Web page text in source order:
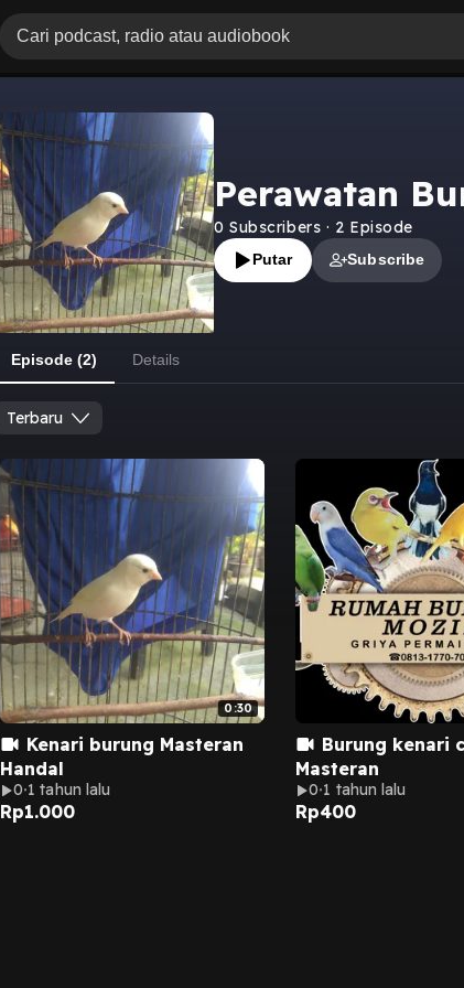
Perawatan
0 Subscribers · 2 Episode
Putar Subscribe
Episode (2) Details
Terbaru
0:30
Kenari burung Masteran
Handal
0 1 tahun lalu
Rp1.000
Burung kenari
Masteran
0 1 tahun lalu
Rp400